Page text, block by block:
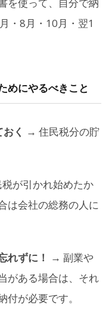
を使って、自分で納
・8月・10月・翌1
めにやるべきこと
く → 住民税分の貯
が引かれ始めたか
は会社の総務の人に
れずに！
→ 副業や
がある場合は、それ
が必要です。